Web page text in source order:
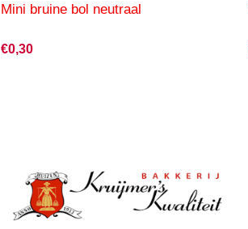
Mini bruine bol neutraal
€0,30